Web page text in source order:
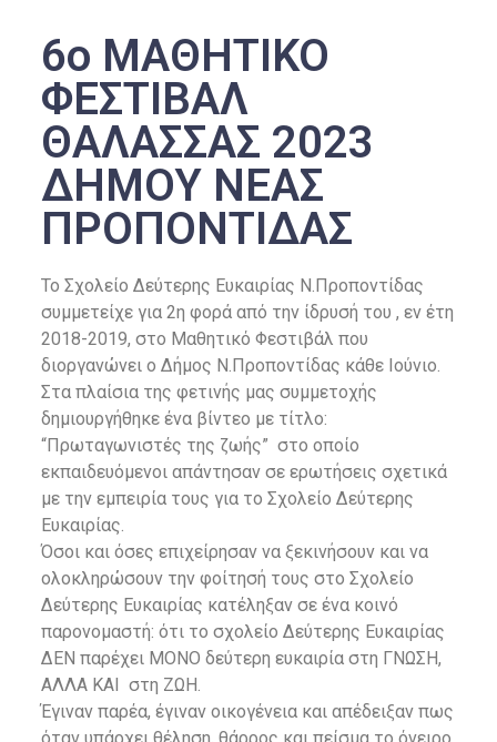
6o ΜΑΘΗΤΙΚΟ
ΦΕΣΤΙΒΑΛ
ΘΑΛΑΣΣΑΣ 2023
ΔΗΜΟΥ ΝΕΑΣ
ΠΡΟΠΟΝΤΙΔΑΣ
To Σχολείο Δεύτερης Ευκαιρίας Ν.Προποντίδας
συμμετείχε για 2η φορά από την ίδρυσή του , εν έτη
2018-2019, στο Μαθητικό Φεστιβάλ που
διοργανώνει ο Δήμος Ν.Προποντίδας κάθε Ιούνιο.
Στα πλαίσια της φετινής μας συμμετοχής
δημιουργήθηκε ένα βίντεο με τίτλο:
“Πρωταγωνιστές της ζωής” στο οποίο
εκπαιδευόμενοι απάντησαν σε ερωτήσεις σχετικά
με την εμπειρία τους για το Σχολείο Δεύτερης
Ευκαιρίας.
Όσοι και όσες επιχείρησαν να ξεκινήσουν και να
ολοκληρώσουν την φοίτησή τους στο Σχολείο
Δεύτερης Ευκαιρίας κατέληξαν σε ένα κοινό
παρονομαστή: ότι το σχολείο Δεύτερης Ευκαιρίας
ΔΕΝ παρέχει ΜΟΝΟ δεύτερη ευκαιρία στη ΓΝΩΣΗ,
ΑΛΛΑ ΚΑΙ στη ΖΩΗ.
Έγιναν παρέα, έγιναν οικογένεια και απέδειξαν πως
όταν υπάρχει θέληση, θάρρος και πείσμα το όνειρο